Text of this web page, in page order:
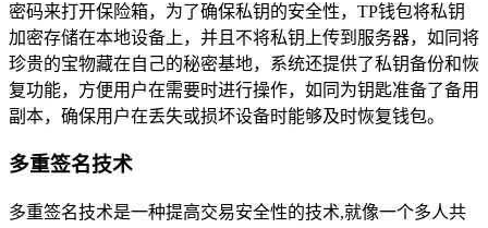
密码来打开保险箱，为了确保私钥的安全性，TP钱包将私钥
加密存储在本地设备上，并且不将私钥上传到服务器，如同将
珍贵的宝物藏在自己的秘密基地，系统还提供了私钥备份和恢
复功能，方便用户在需要时进行操作，如同为钥匙准备了备用
副本，确保用户在丢失或损坏设备时能够及时恢复钱包。
多重签名技术
多重签名技术是一种提高交易安全性的技术,就像一个多人共